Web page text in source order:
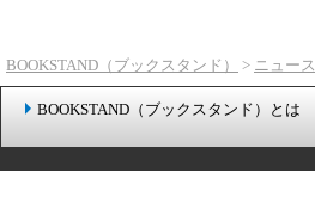
BOOKSTAND（ブックスタンド） > ニュース
BOOKSTAND（ブックスタンド）とは